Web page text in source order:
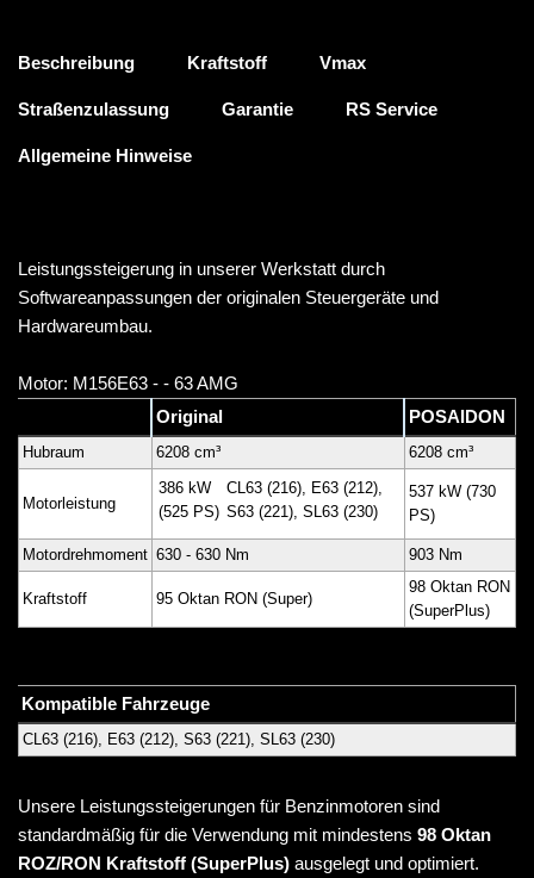
Beschreibung Kraftstoff Vmax
Straßenzulassung Garantie RS Service
Allgemeine Hinweise
Leistungssteigerung in unserer Werkstatt durch
Softwareanpassungen der originalen Steuergeräte und
Hardwareumbau.
Motor: M156E63 - - 63 AMG
Original
POSAIDON
Hubraum 6208 cm³ 6208 cm³
Motorleistung
386 kW
(525 PS)
CL63 (216), E63 (212),
S63 (221), SL63 (230)
537 kW (730
PS)
Motordrehmoment 630 - 630 Nm 903 Nm
Kraftstoff 95 Oktan RON (Super)
98 Oktan RON
(SuperPlus)
Kompatible Fahrzeuge
CL63 (216), E63 (212), S63 (221), SL63 (230)
Unsere Leistungssteigerungen für Benzinmotoren sind
standardmäßig für die Verwendung mit mindestens 98 Oktan
ROZ/RON Kraftstoff (SuperPlus) ausgelegt und optimiert.